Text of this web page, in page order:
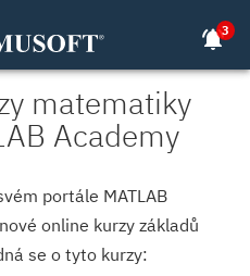
notifications_active3
matematiky
Academy
portále MATLAB
online kurzy základů
se o tyto kurzy: